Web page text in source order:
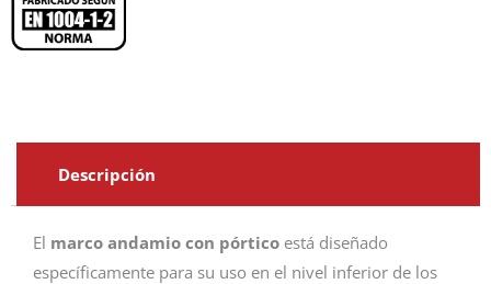
Descripción
El marco andamio con pórtico está diseñado
específicamente para su uso en el nivel inferior de los